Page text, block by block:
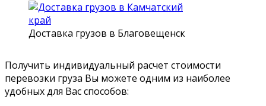
Доставка грузов в Благовещенск
Получить индивидуальный расчет стоимости
перевозки груза Вы можете одним из наиболее
удобных для Вас способов: